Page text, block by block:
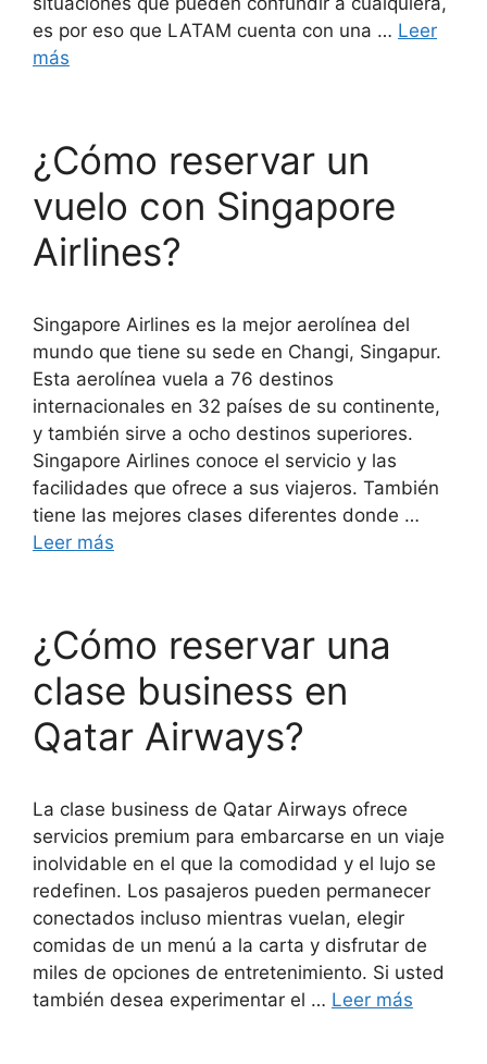
es por eso que LATAM cuenta con una … Leer
más
¿Cómo reservar un
vuelo con Singapore
Airlines?
Singapore Airlines es la mejor aerolínea del
mundo que tiene su sede en Changi, Singapur.
Esta aerolínea vuela a 76 destinos
internacionales en 32 países de su continente,
y también sirve a ocho destinos superiores.
Singapore Airlines conoce el servicio y las
facilidades que ofrece a sus viajeros. También
tiene las mejores clases diferentes donde …
Leer más
¿Cómo reservar una
clase business en
Qatar Airways?
La clase business de Qatar Airways ofrece
servicios premium para embarcarse en un viaje
inolvidable en el que la comodidad y el lujo se
redefinen. Los pasajeros pueden permanecer
conectados incluso mientras vuelan, elegir
comidas de un menú a la carta y disfrutar de
miles de opciones de entretenimiento. Si usted
también desea experimentar el … Leer más